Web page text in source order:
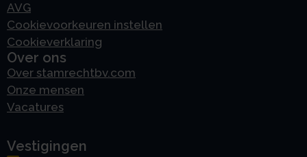
AVG
Cookievoorkeuren instellen
Cookieverklaring
Over ons
Over stamrechtbv.com
Onze mensen
Vacatures
Vestigingen